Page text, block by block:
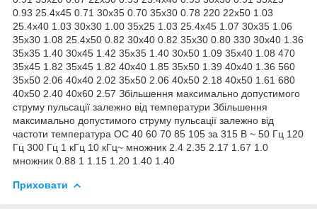
0.93 25.4x45 0.71 30x35 0.70 35x30 0.78 220 22x50 1.03
25.4x40 1.03 30x30 1.00 35x25 1.03 25.4x45 1.07 30x35 1.06
35x30 1.08 25.4x50 0.82 30x40 0.82 35x30 0.80 330 30x40 1.36
35x35 1.40 30x45 1.42 35x35 1.40 30x50 1.09 35x40 1.08 470
35x45 1.82 35x45 1.82 40x40 1.85 35x50 1.39 40x40 1.36 560
35x50 2.06 40x40 2.02 35x50 2.06 40x50 2.18 40x50 1.61 680
40x50 2.40 40x60 2.57 Збільшення максимально допустимого
струму пульсації залежно від температури Збільшення
максимально допустимого струму пульсації залежно від
частоти температура ОС 40 60 70 85 105 за 315 В ~ 50 Гц 120
Гц 300 Гц 1 кГц 10 кГц~ множник 2.4 2.35 2.17 1.67 1.0
множник 0.88 1 1.15 1.20 1.40 1.40
Приховати